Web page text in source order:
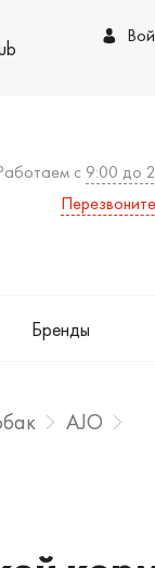
с 9:00 до
Бренды
AJO